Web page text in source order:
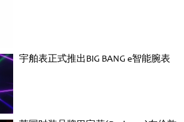
宇舶表正式推出BIG BANG e智能腕表